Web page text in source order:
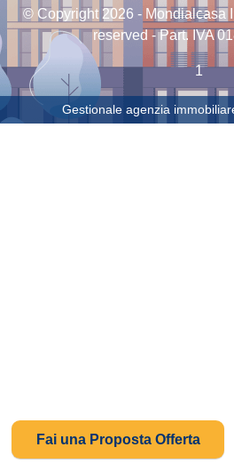
Fai una Proposta Offerta
© Copyright 2026 - Mondialcasa
reserved - Part. IVA
1
Gestionale agenzia